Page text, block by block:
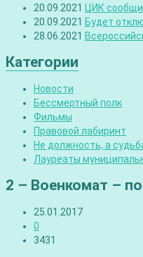
20.09.2021 ЦИК
20.09.2021 Будет
28.06.2021
Категории
Новости
Бессмертный полк
Фильмы
Правовой лабиринт
Не должность, а
Лауреаты
2 – Военкомат –
25.01.2017
0
3431